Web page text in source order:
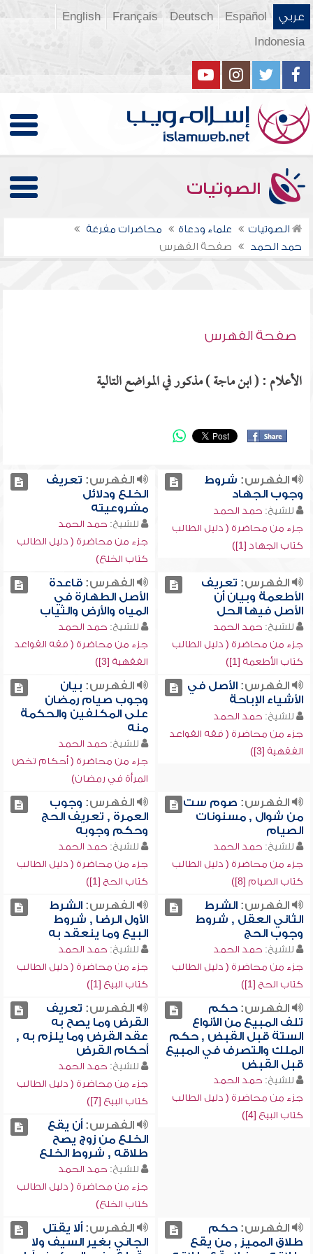
عربي Español
Deutsch
Français
English
Indonesia
الصوتيات
الصوتيات علماء ودعاة
محاضرات مفرغة
حمد الحمد
صفحة الفهرس
صفحة الفهرس
الأعلام : ( ابن ماجة ) مذكور في المواضع التالية
الفهرس: شروط
وجوب الجهاد
للشيخ: حمد الحمد
جزء من محاضرة ( دليل الطالب
كتاب الجهاد [1])
الفهرس: تعريف
الخلع ودلائل
مشروعيته
للشيخ: حمد الحمد
جزء من محاضرة ( دليل الطالب
كتاب الخلع)
الفهرس: تعريف
الأطعمة وبيان أن
الأصل فيها الحل
للشيخ: حمد الحمد
جزء من محاضرة ( دليل الطالب
كتاب الأطعمة [1])
الفهرس:قاعدة
الأصل الطهارة في
المياه والأرض والثياب
للشيخ: حمد الحمد
جزء من محاضرة ( فقه القواعد
الفقهية [3])
الفهرس:الأصل في
الأشياء الإباحة
للشيخ: حمد الحمد
جزء من محاضرة ( فقه القواعد
الفقهية [3])
الفهرس: بيان
وجوب صيام رمضان
على المكلفين والحكمة
منه
للشيخ: حمد الحمد
جزء من محاضرة ( أحكام تخص
المرأة في رمضان)
الفهرس: صوم ست
من شوال , مسنونات
الصيام
للشيخ: حمد الحمد
جزء من محاضرة ( دليل الطالب
كتاب الصيام [8])
الفهرس: وجوب
العمرة , تعريف الحج
وحكم وجوبه
للشيخ: حمد الحمد
جزء من محاضرة ( دليل الطالب
كتاب الحج [1])
الفهرس:الشرط
الثاني العقل , شروط
وجوب الحج
للشيخ: حمد الحمد
جزء من محاضرة ( دليل الطالب
كتاب الحج [1])
الفهرس:الشرط
الأول الرضا , شروط
البيع وما ينعقد به
للشيخ: حمد الحمد
جزء من محاضرة ( دليل الطالب
كتاب البيع [1])
الفهرس:حكم
تلف المبيع من الأنواع
الستة قبل القبض , حكم
الملك والتصرف في المبيع
قبل القبض
للشيخ: حمد الحمد
جزء من محاضرة ( دليل الطالب
كتاب البيع [4])
الفهرس: تعريف
القرض وما يصح به
عقد القرض وما يلزم به ,
أحكام القرض
للشيخ: حمد الحمد
جزء من محاضرة ( دليل الطالب
كتاب البيع [7])
الفهرس:أن يقع
الخلع من زوج يصح
طلاقه , شروط الخلع
للشيخ: حمد الحمد
جزء من محاضرة ( دليل الطالب
كتاب الخلع)
الفهرس:حكم
طلاق المميز , من يقع
الفهرس:ألا يقتل
الجاني بغير السيف ولا